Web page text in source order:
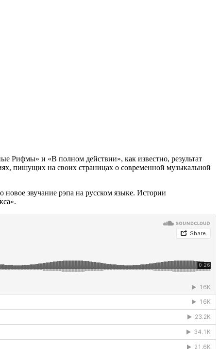
и «В полном действии», как известно, результат
пишущих на своих страницах о современной музыкальной
звучание рэпа на русском языке. Истории